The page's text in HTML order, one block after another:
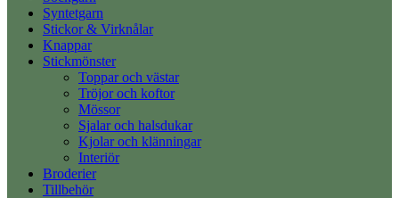
Syntetgarn
Stickor & Virknålar
Knappar
Stickmönster
Toppar och västar
Tröjor och koftor
Mössor
Sjalar och halsdukar
Kjolar och klänningar
Interiör
Broderier
Tillbehör